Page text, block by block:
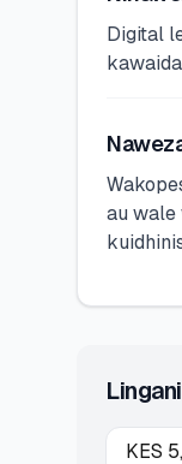
Digital
au wale
KES